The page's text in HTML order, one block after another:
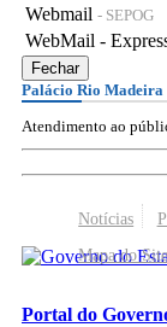
Webmail - SEPOG
WebMail -
Fechar
Palácio Rio Madeira
Atendimento ao
Notícias
Mapa do Site
Portal do